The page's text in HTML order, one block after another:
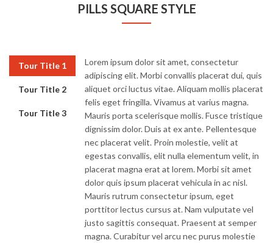
PILLS SQUARE STYLE
Tour Title 1
Tour Title 2
Tour Title 3
Lorem ipsum dolor sit amet, consectetur
adipiscing elit. Morbi convallis placerat dui, quis
aliquet orci luctus vitae. Aliquam mollis placerat
felis eget fringilla. Vivamus at varius magna.
Mauris porta scelerisque mollis. Fusce tristique
dignissim dolor. Duis at ex ante. Pellentesque
nec placerat velit. Proin molestie, velit at
egestas convallis, elit nulla elementum velit, in
placerat magna erat at lorem. Morbi sit amet
dolor quis ipsum placerat vehicula in ac nisl.
Mauris rutrum consectetur ipsum, eget
porttitor lectus cursus at. Nam vulputate vel
justo sagittis consequat. Praesent at semper
magna. Curabitur vel arcu nec purus molestie